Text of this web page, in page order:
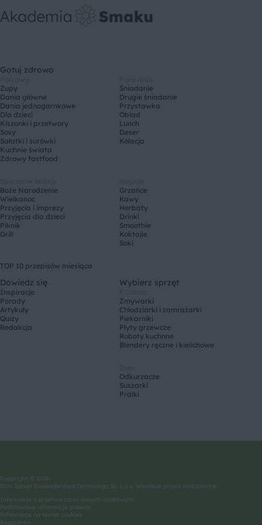
Gotuj zdrowo
Zupy
Dania główne
Dania jednogarnkowe
Dla dzieci
Kiszonki i przetwory
Sosy
Sałatki i surówki
Kuchnie świata
Zdrowy fastfood
Śniadanie
Drugie śniadanie
Przystawka
Obiad
Lunch
Deser
Kolacja
Boże Narodzenie
Wielkanoc
Przyjęcia i imprezy
Przyjęcia dla dzieci
Piknik
Grill
Grzańce
Kawy
Herbaty
Drinki
Smoothie
Koktajle
Soki
TOP 10 przepisów miesiąca
Dowiedz się
Inspiracje
Porady
Artykuły
Quizy
Redakcja
Wybierz sprzęt
Zmywarki
Chłodziarki i zamrażarki
Piekarniki
Płyty grzewcze
Roboty kuchnne
Blendery ręczne i kielichowe
Odkurzacze
Suszarki
Pralki
Copyright © 2026
BSH Sprzęt Gospodarstwa Domowego Sp. z o.o. Wszelkie prawa zastrzeżone.
Informacje o przetwarzaniu danych osobowych
Podstawowe informacje prawne
Informacje na temat cookies
Regulamin